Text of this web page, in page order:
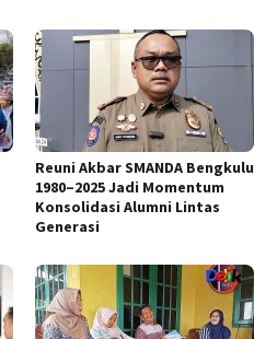
Reuni Akbar SMANDA Bengkulu
1980–2025 Jadi Momentum
Konsolidasi Alumni Lintas
Generasi